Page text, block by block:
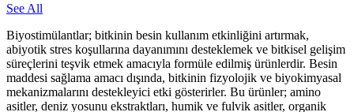
See All
Biyostimülantlar; bitkinin besin kullanım etkinliğini artırmak,
abiyotik stres koşullarına dayanımını desteklemek ve bitkisel gelişim
süreçlerini teşvik etmek amacıyla formüle edilmiş ürünlerdir. Besin
maddesi sağlama amacı dışında, bitkinin fizyolojik ve biyokimyasal
mekanizmalarını destekleyici etki gösterirler. Bu ürünler; amino
asitler, deniz yosunu ekstraktları, humik ve fulvik asitler, organik